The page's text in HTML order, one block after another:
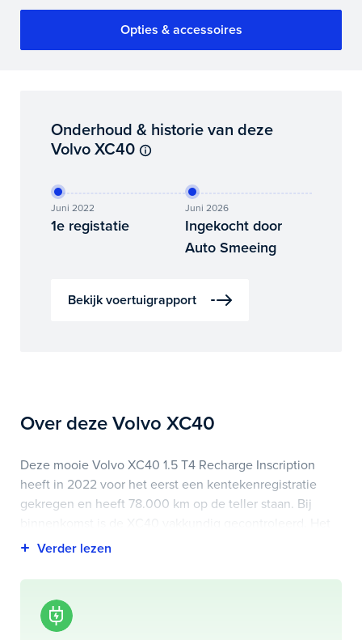
Opties & accessoires
Onderhoud & historie van deze
Volvo XC40
Juni 2022
1e registatie
Juni 2026
Ingekocht door
Auto Smeeing
Bekijk voertuigrapport
Over deze Volvo XC40
Deze mooie Volvo XC40 1.5 T4 Recharge Inscription
heeft in 2022 voor het eerst een kentekenregistratie
gekregen en heeft 78.000 km op de teller staan. Bij
voertuigrapport is op deze pagina bij onderhoud en
Highlights van deze Volvo zijn onder andere apple
carplay/android auto, audio installatie premium,